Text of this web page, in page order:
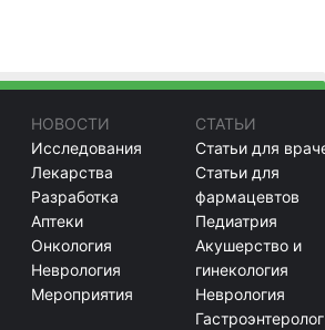
НОВОСТИ
Исследования
Лекарства
Разработка
Аптеки
Онкология
Неврология
Мероприятия
СТАТЬИ
Статьи для
Статьи для
фармацевтов
Педиатрия
Акушерство и
гинекология
Неврология